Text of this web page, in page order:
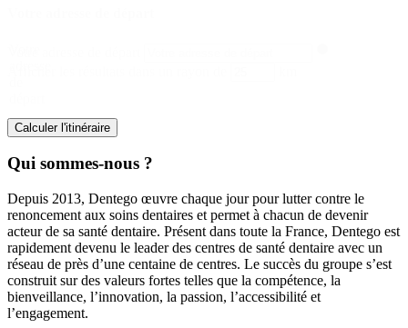
Calculer l'itinéraire
Qui sommes-nous ?
Depuis 2013, Dentego œuvre chaque jour pour lutter contre le
renoncement aux soins dentaires et permet à chacun de devenir
acteur de sa santé dentaire. Présent dans toute la France, Dentego est
rapidement devenu le leader des centres de santé dentaire avec un
réseau de près d’une centaine de centres. Le succès du groupe s’est
construit sur des valeurs fortes telles que la compétence, la
bienveillance, l’innovation, la passion, l’accessibilité et
l’engagement.